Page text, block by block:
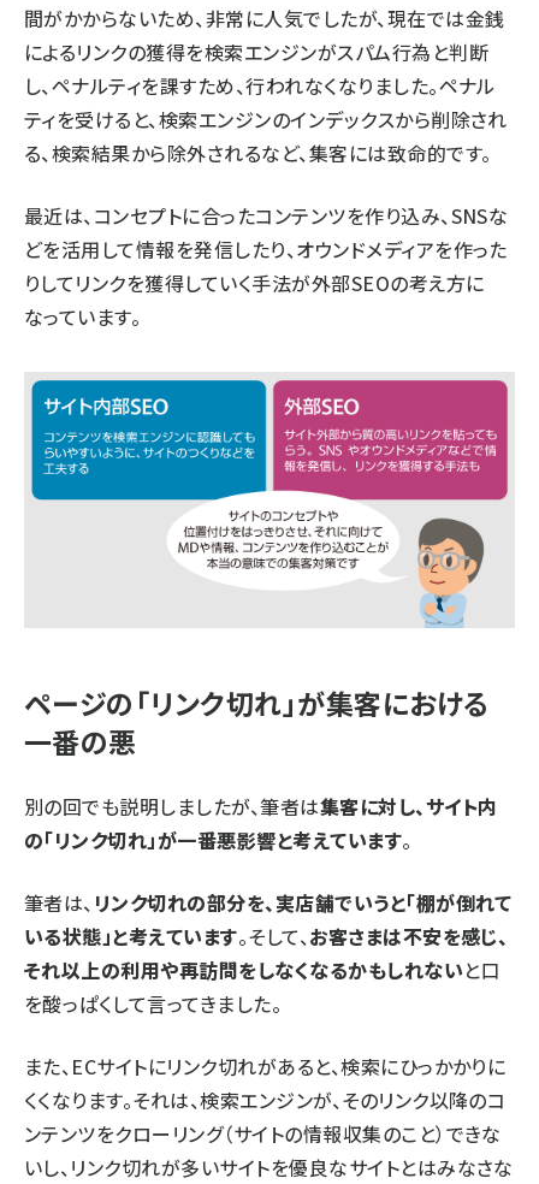
間がかからないため、非常に人気でしたが、現在では金銭
によるリンクの獲得を検索エンジンがスパム行為と判断
し、ペナルティを課すため、行われなくなりました。ペナル
ティを受けると、検索エンジンのインデックスから削除され
る、検索結果から除外されるなど、集客には致命的です。
最近は、コンセプトに合ったコンテンツを作り込み、SNSな
どを活用して情報を発信したり、オウンドメディアを作った
りしてリンクを獲得していく手法が外部SEOの考え方に
なっています。
ページの「リンク切れ」が集客における
一番の悪
別の回でも説明しましたが、筆者は集客に対し、サイト内
の「リンク切れ」が一番悪影響と考えています。
筆者は、 リンク切れの部分を、実店舗でいうと「棚が倒れて
いる状態」と考えています。そして、お客さまは不安を感じ、
それ以上の利用や再訪問をしなくなるかもしれないと口
を酸っぱくして言ってきました。
また、ECサイトにリンク切れがあると、検索にひっかかりに
くくなります。それは、検索エンジンが、そのリンク以降のコ
ンテンツをクローリング（サイトの情報収集のこと）できな
いし、リンク切れが多いサイトを優良なサイトとはみなさな